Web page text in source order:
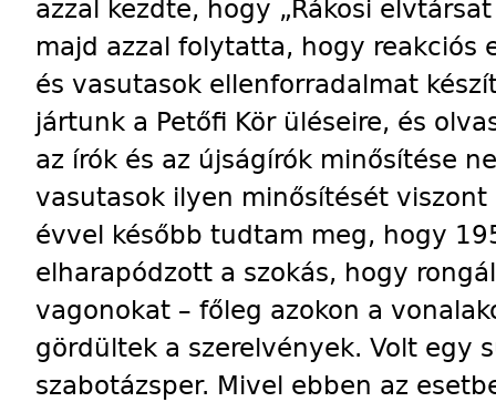
azzal kezdte, hogy „Rákosi
majd azzal folytatta, hogy reakciós
és vasutasok ellenforradalmat
jártunk a Petőfi Kör üléseire, és
az írók és az újságírók minősítése
vasutasok ilyen minősítését
évvel később tudtam meg, hogy
elharapódzott a szokás, hogy
vagonokat – főleg azokon a
gördültek a szerelvények. Volt egy
szabotázsper. Mivel ebben az